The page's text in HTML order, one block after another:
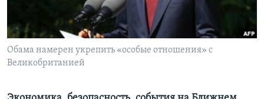
Learning English
СОЦИАЛЬНЫЕ СЕТИ
Обама намерен укрепить «особые отношения» c
Великобританией